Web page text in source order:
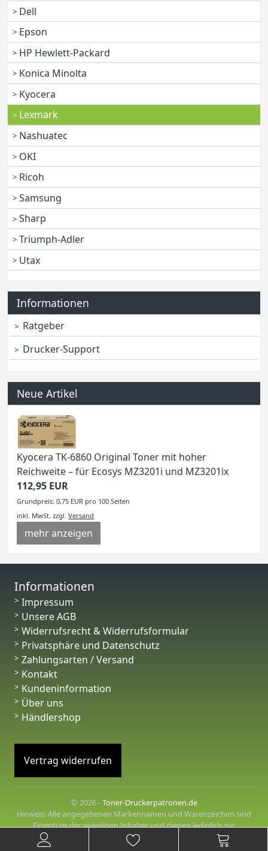
Dell
Epson
HP Hewlett-Packard
Konica Minolta
Kyocera
Lexmark
Nashuatec
OKI
Ricoh
Samsung
Sharp
Triumph-Adler
Utax
Informationen
Ratgeber
Drucker-Support
Neue Artikel
Kyocera TK-6860 Original Toner mit hoher
Reichweite – für Ecosys MZ3201i und MZ3201ix
112,95 EUR
Grundpreis: 0,75 EUR pro 100 Seiten
inkl. MwSt. zzgl. Versand
mehr anzeigen
Informationen
Impressum
Unsere AGB
Widerrufsrecht & Widerrufsformular
Privatsphäre und Datenschutz
Zahlungsarten / Versand
Kontakt
Kundeninformation
Über uns
Händlershop
Vertrag widerrufen
© 2026 -Toner-Druckerpatronen.de
Hinweis: Alle angegebenen Markennamen und Warenzeichen sind
Eigentum der jeweiligen Inhaber und dienen lediglich zur
Beschreibung der angebotenen Produkte.